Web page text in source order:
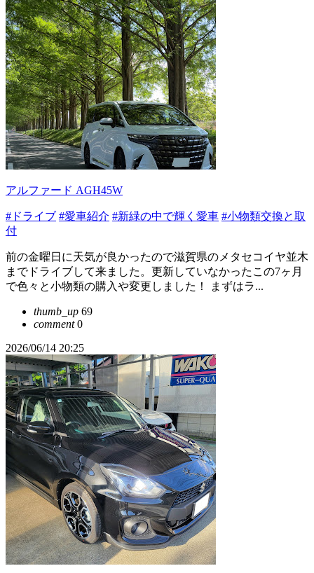
アルファード AGH45W
#ドライブ #愛車紹介 #新緑の中で輝く愛車 #小物類交換と取
付
前の金曜日に天気が良かったので滋賀県のメタセコイヤ並木
までドライブして来ました。更新していなかったこの7ヶ月
で色々と小物類の購入や変更しました！ まずはラ...
thumb_up 69
comment0
2026/06/14 20:25